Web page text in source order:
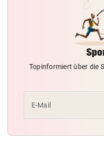
Topinformiert über die
E-Mail